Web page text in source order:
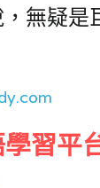
無疑是
習平